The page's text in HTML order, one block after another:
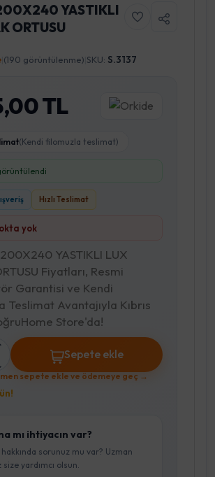
YASTIKLI
ORTUSU
(190 görüntülenme) SKU: S.3137
TL
(Kendi filomuzla teslimat)
Hızlı Teslimat
yok
YASTIKLI LUX
Fiyatları, Resmi
Garantisi ve Kendi
Teslimat Avantajıyla Kıbrıs
Store'da!
Sepete ekle
sepete ekle ve ödemeye geç →
mı ihtiyacın var?
sorunuz mu var? Uzman
yardımcı olsun.